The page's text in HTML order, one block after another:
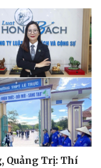
Quảng Trị: Thí